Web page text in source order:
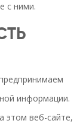
с ними.
информации.
этом веб-сайте,